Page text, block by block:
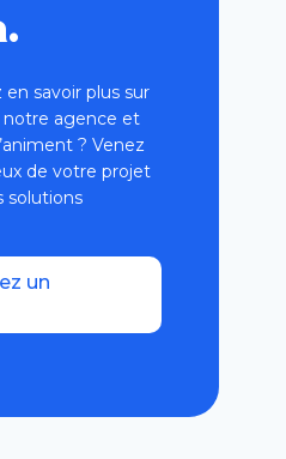
savoir plus sur
notre agence et
? Venez
de votre projet
solutions
un